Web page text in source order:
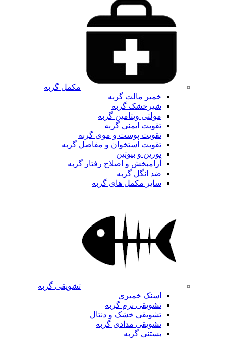
مکمل گربه
خمیر مالت گربه
شیرخشک گربه
مولتی ویتامین گربه
تقویت ایمنی گربه
تقویت پوست و موی گربه
تقویت استخوان و مفاصل گربه
تورین و بیوتین
آرامبخش و اصلاح رفتار گربه
ضد انگل گربه
سایر مکمل های گربه
تشویقی گربه
اسنک خمیری
تشویقی نرم گربه
تشویقی خشک و دنتال
تشویقی مدادی گربه
بستنی گربه